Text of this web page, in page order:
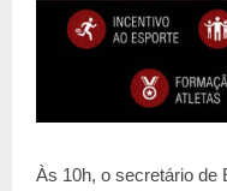
Às 10h, o secretário de